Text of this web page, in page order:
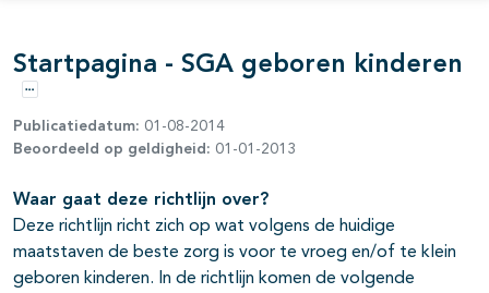
Startpagina - SGA geboren kinderen
Opties
Publicatiedatum: 01-08-2014
Beoordeeld op geldigheid: 01-01-2013
Waar gaat deze richtlijn over?
Deze richtlijn richt zich op wat volgens de huidige
maatstaven de beste zorg is voor te vroeg en/of te klein
geboren kinderen. In de richtlijn komen de volgende